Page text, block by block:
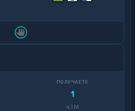
1
4,1 M